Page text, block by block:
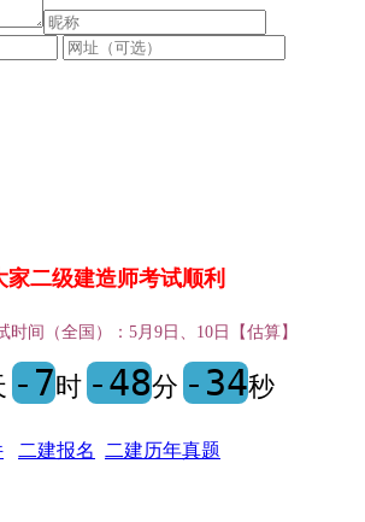
家二级建造师考试顺利
时间（全国）：5月9日、10日【估算】
-7时-48分 -34秒
二建报名 二建历年真题